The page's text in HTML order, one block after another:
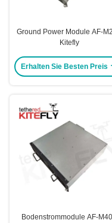
Ground Power Module AF-
Kitefly
Erhalten Sie Besten Preis
Bodenstrommodule AF-